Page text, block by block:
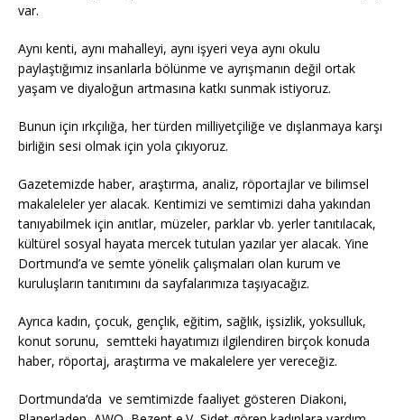
var.
Aynı kenti, aynı mahalleyi, aynı işyeri veya aynı okulu
paylaştığımız insanlarla bölünme ve ayrışmanın değil ortak
yaşam ve diyaloğun artmasına katkı sunmak istiyoruz.
Bunun için ırkçılığa, her türden milliyetçiliğe ve dışlanmaya karşı
birliğin sesi olmak için yola çıkıyoruz.
Gazetemizde haber, araştırma, analiz, röportajlar ve bilimsel
makaleleler yer alacak. Kentimizi ve semtimizi daha yakından
tanıyabilmek için anıtlar, müzeler, parklar vb. yerler tanıtılacak,
kültürel sosyal hayata mercek tutulan yazılar yer alacak. Yine
Dortmund’a ve semte yönelik çalışmaları olan kurum ve
kuruluşların tanıtımını da sayfalarımıza taşıyacağız.
Ayrıca kadın, çocuk, gençlık, eğitim, sağlık, işsizlik, yoksulluk,
konut sorunu, semtteki hayatımızı ilgilendiren birçok konuda
haber, röportaj, araştırma ve makalelere yer vereceğiz.
Dortmunda‘da ve semtimizde faaliyet gösteren Diakoni,